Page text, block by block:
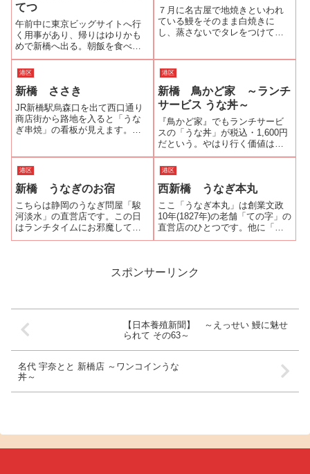
てつ
午前中に東京ビッグサイトへ行
く用事があり、帰りはゆりかも
めで新橋へ出る。朝飯を食べて
いないので、お腹がペコペコ
だ。新橋駅前ビルの地下にうな
ぎ屋が2軒あったのを思い出す。
『市松』と『かねてつ』であ
る。ランチタイムとあってどち
らもビジネスマンで...
７月に名古屋で地焼きといわれ
ている鰻をそのまま白焼きに
し、蒸さないでタレをつけて焼
郊で地焼きの食べられるうなぎ
屋さんを探していた。先月の末
に“名古屋 うなぎ...
港区
新橋 ささき
JR新橋駅烏森口を出て西口通り
商店街から路地を入ると「うな
ぎ串焼」の看板が見えます。新
て「うな丼」を頂きました。。
ランチタイムには、うなぎ１匹
を使用した「う...
港区
新橋 鳥かど家 ～ランチ
サービス うな丼～
『鳥かど家』でもランチサービ
スの「うな丼」が税込・1,600円
だという。やはり行く価値はあ
るだろう。新橋駅烏森口から赤
レンガ通りへ入り、マッカーサ
ー道路を渡ると『鳥かど家』の
看板が見える。『鳥かど家』
は、1912年（大正元年）創業の
鰻料理と...
港区
新橋 うなぎのお宿
こちらは静岡のうなぎ問屋「駿
河淡水」の直営店です。この日
はランチタイムにお邪魔して昼
のうな重「梅」(980円)を頂いて
ムの慌しさを忘れさせてくれま
港区
西新橋 うなぎ本丸
ここ「うなぎ本丸」は創業文政
10年(1827年)の老舗「ての字」の
直営店のひとつです。他に「て
の字大手町店」、虎ノ門にある
田線「御成門駅」です。日比谷
スポンサーリンク
【日本養殖新聞】 ～えっせい 鰻に魅せ
られて その63～
名代 宇奈とと 新橋店 ～ワンコインうな
丼～